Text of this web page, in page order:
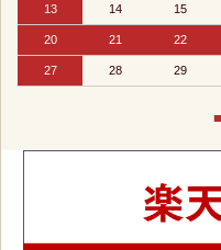
13 14 15
20 21 22
27 28 29
■